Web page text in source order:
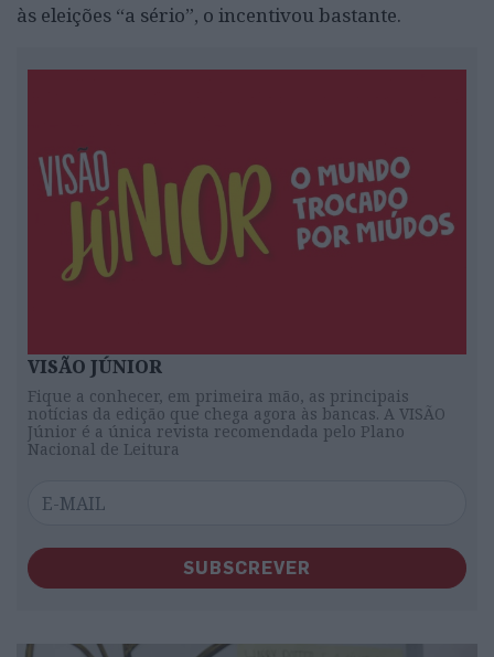
às eleições “a sério”, o incentivou bastante.
VISÃO JÚNIOR
Fique a conhecer, em primeira mão, as principais
notícias da edição que chega agora às bancas. A VISÃO
Júnior é a única revista recomendada pelo Plano
Nacional de Leitura
SUBSCREVER